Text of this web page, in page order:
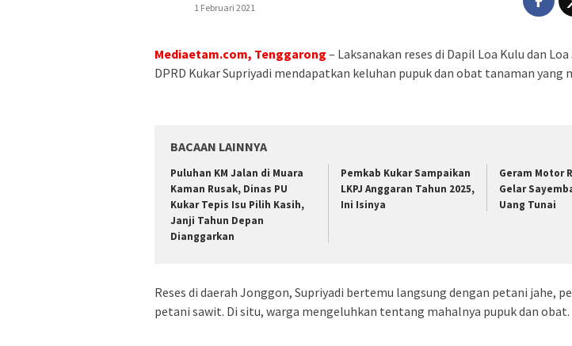
1 Februari 2021
Mediaetam.com, Tenggarong – Laksanakan reses di Dapil Loa Kulu dan
DPRD Kukar Supriyadi mendapatkan keluhan pupuk dan obat tanaman yang
BACAAN LAINNYA
Puluhan KM Jalan di Muara
Kaman Rusak, Dinas PU
Kukar Tepis Isu Pilih Kasih,
Janji Tahun Depan
Dianggarkan
Pemkab Kukar Sampaikan
LKPJ Anggaran Tahun 2025,
Ini Isinya
Geram Motor
Gelar
Uang Tunai
Reses di daerah Jonggon, Supriyadi bertemu langsung dengan petani jahe,
petani sawit. Di situ, warga mengeluhkan tentang mahalnya pupuk dan obat.